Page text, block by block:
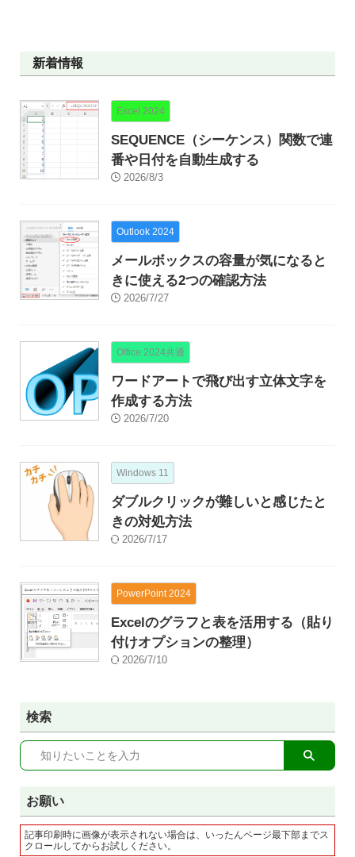
新着情報
Excel 2024
SEQUENCE（シーケンス）関数で連
番や日付を自動生成する
2026/8/3
Outlook 2024
メールボックスの容量が気になると
きに使える2つの確認方法
2026/7/27
Office 2024共通
ワードアートで飛び出す立体文字を
作成する方法
2026/7/20
Windows 11
ダブルクリックが難しいと感じたと
きの対処方法
2026/7/17
PowerPoint 2024
Excelのグラフと表を活用する（貼り
付けオプションの整理）
2026/7/10
検索
お願い
記事印刷時に画像が表示されない場合は、いったんページ最下部までス
クロールしてからお試しください。